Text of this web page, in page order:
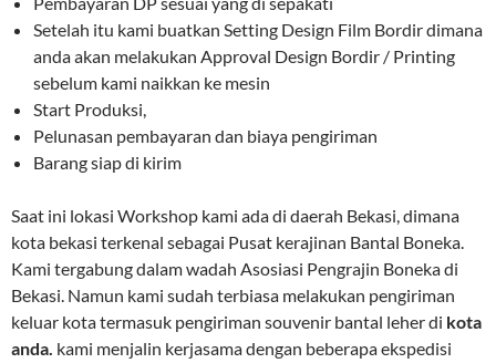
Setelah itu kami buatkan Setting Design Film Bordir dimana
anda akan melakukan Approval Design Bordir / Printing
sebelum kami naikkan ke mesin
Start Produksi,
Pelunasan pembayaran dan biaya pengiriman
Barang siap di kirim
Saat ini lokasi Workshop kami ada di daerah Bekasi, dimana
kota bekasi terkenal sebagai Pusat kerajinan Bantal Boneka.
Kami tergabung dalam wadah Asosiasi Pengrajin Boneka di
Bekasi. Namun kami sudah terbiasa melakukan pengiriman
keluar kota termasuk pengiriman souvenir bantal leher di kota
anda. kami menjalin kerjasama dengan beberapa ekspedisi